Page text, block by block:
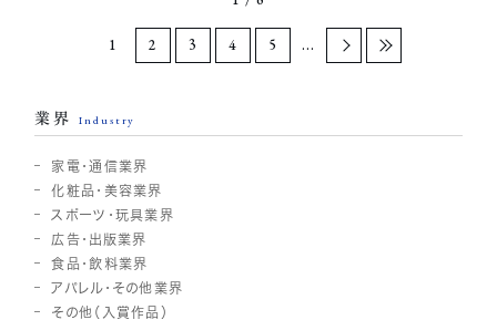
1 2 3 4 5 ...
業界 Industry
家電・通信業界
化粧品・美容業界
スポーツ・玩具業界
広告・出版業界
食品・飲料業界
アパレル・その他業界
その他（入賞作品）